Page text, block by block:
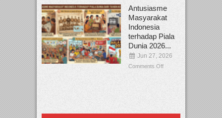
Antusiasme
Masyarakat
Indonesia
terhadap Piala
Dunia 2026...
Jun 27, 2026
Comments Off